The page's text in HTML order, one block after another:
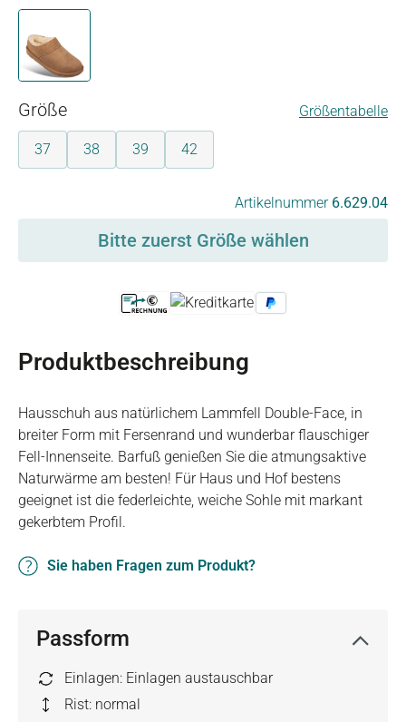
beige
Größeauswählen Größentabelle
37 38 39 42
Artikelnummer 6.629.04
Bitte zuerst Größe wählen
Produktbeschreibung
Hausschuh aus natürlichem Lammfell Double-Face, in
breiter Form mit Fersenrand und wunderbar flauschiger
Fell-Innenseite. Barfuß genießen Sie die atmungsaktive
Naturwärme am besten! Für Haus und Hof bestens
geeignet ist die federleichte, weiche Sohle mit markant
gekerbtem Profil.
Sie haben Fragen zum Produkt?
Passform
Einlagen: Einlagen austauschbar
Rist: normal